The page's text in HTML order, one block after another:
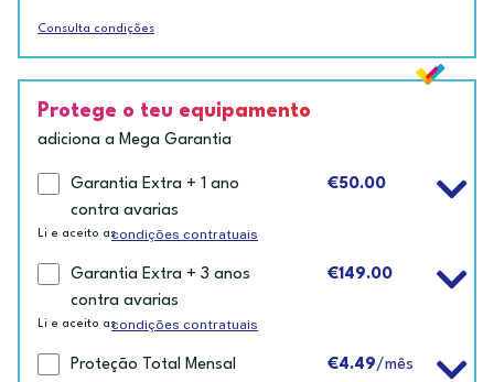
Consulta condições
Protege o teu equipamento
adiciona a Mega Garantia
Garantia Extra + 1 ano
contra avarias
€50.00
Li e aceito ascondições contratuais
Garantia Extra + 3 anos
contra avarias
€149.00
Li e aceito ascondições contratuais
Proteção Total Mensal €4.49/mês